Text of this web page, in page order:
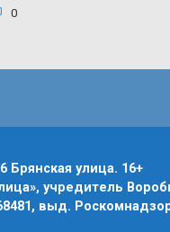
0
улица. 16+
учредитель
выд. Роскомнадзор